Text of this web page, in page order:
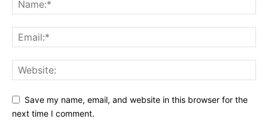
Save my name, email, and website in this browser for the
next time I comment.